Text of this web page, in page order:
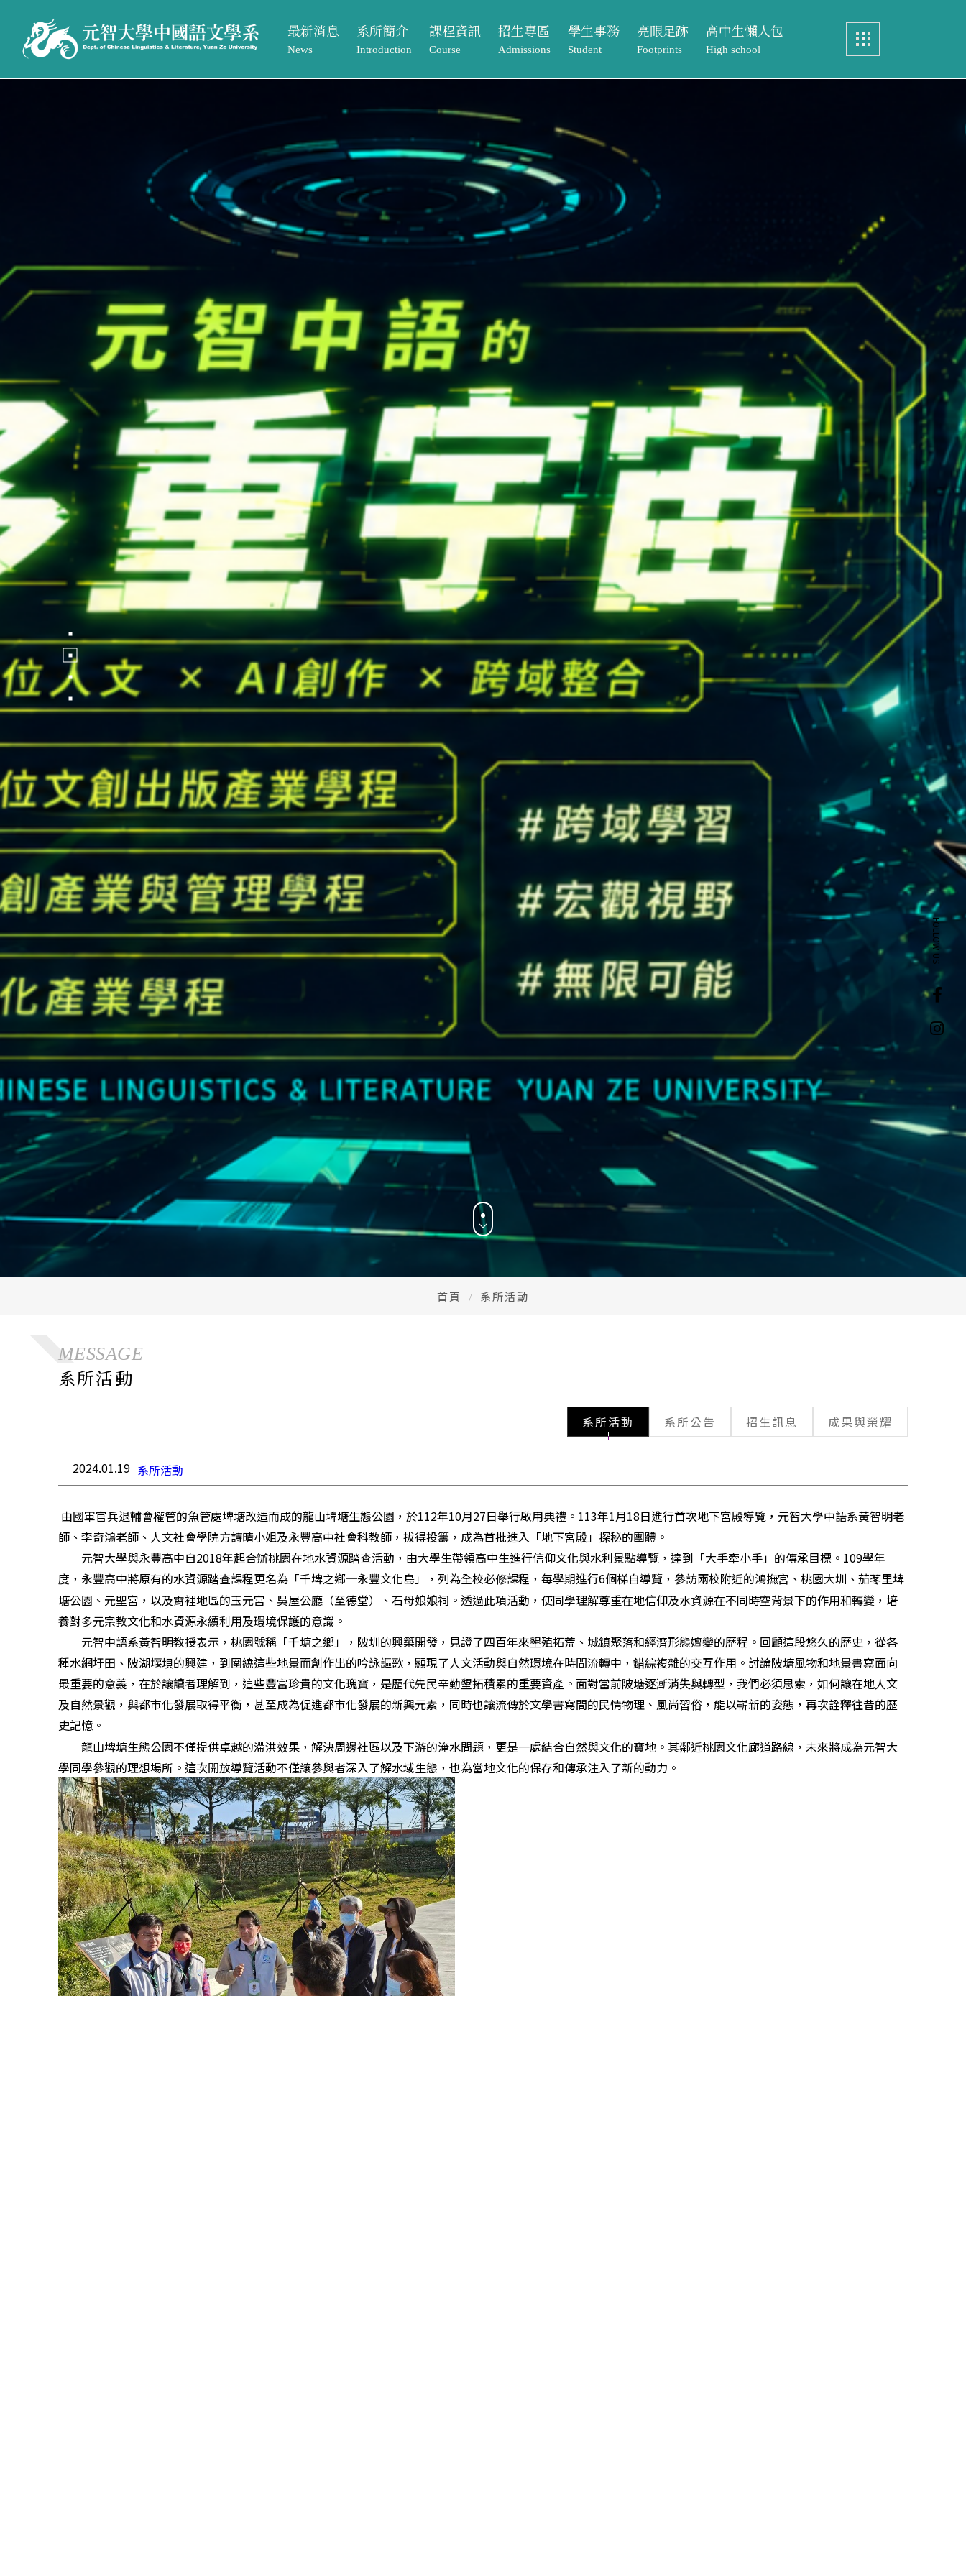
最新消息
News
系所公告
招生訊息
系所簡介
Introduction
系所介紹
系所成員
相關法規與表單
常見問題Q&A
課程資訊
Course
課程架構
大學部
碩士班
招生專區
Admissions
本籍生
境外生
學生事務
Student
系友專區
亮眼足跡
Footprints
元智文學獎
專案實習
成果與榮耀
高中生懶人包
High school
系所活動
系所公告
Introduction
系所介紹
系所成員
相關法規與表單
課程資訊
Course
課程架構
大學部
招生專區
Admissions
本籍生
境外生
學生事務
Student
獎助學金
系學會
系友專區
Footprints
畢業製作
元智文學獎
歷屆研究生論文
元智文學獎高中組
FOLLOW US
National Tsing Hua University © Copyright All Rights Reserved.
蘋果網頁設計
CONTACT
Email：
cldept@saturn.yzu.edu.tw
校本部電話：+886-3-4638800 #2706,2707
地址：桃園市中壢區遠東路 135 號  元智五館 6 樓
FOLLOW US
首頁 系所活動
MESSAGE
系所活動
系所活動 系所公告 招生訊息 成果與榮耀
2024.01.19 系所活動
由國軍官兵退輔會權管的魚管處埤塘改造而成的龍山埤塘生態公園，於112年10月27日舉行啟用典禮。113年1月18日進行首次地下宮殿導覽，元智大學中語系黃智明老
師、李奇鴻老師、人文社會學院方詩晴小姐及永豐高中社會科教師，拔得投籌，成為首批進入「地下宮殿」探秘的團體。
元智大學與永豐高中自2018年起合辦桃園在地水資源踏查活動，由大學生帶領高中生進行信仰文化與水利景點導覽，達到「大手牽小手」的傳承目標。109學年
度，永豐高中將原有的水資源踏查課程更名為「千埤之鄉─永豐文化島」，列為全校必修課程，每學期進行6個梯自導覽，參訪兩校附近的鴻撫宮、桃園大圳、茄苳里埤
塘公園、元聖宮，以及霄裡地區的玉元宮、吳屋公廳（至德堂）、石母娘娘祠。透過此項活動，使同學理解尊重在地信仰及水資源在不同時空背景下的作用和轉變，培
養對多元宗教文化和水資源永續利用及環境保護的意識。
元智中語系黃智明教授表示，桃園號稱「千塘之鄉」，陂圳的興築開發，見證了四百年來墾殖拓荒、城鎮聚落和經濟形態嬗變的歷程。回顧這段悠久的歷史，從各
種水網圩田、陂湖堰垻的興建，到圍繞這些地景而創作出的吟詠謳歌，顯現了人文活動與自然環境在時間流轉中，錯綜複雜的交互作用。討論陂塘風物和地景書寫面向
最重要的意義，在於讓讀者理解到，這些豐富珍貴的文化瑰寶，是歷代先民辛勤墾拓積累的重要資產。面對當前陂塘逐漸消失與轉型，我們必須思索，如何讓在地人文
及自然景觀，與都市化發展取得平衡，甚至成為促進都市化發展的新興元素，同時也讓流傳於文學書寫間的民情物理、風尚習俗，能以嶄新的姿態，再次詮釋往昔的歷
史記憶。
龍山埤塘生態公園不僅提供卓越的滯洪效果，解決周邊社區以及下游的淹水問題，更是一處結合自然與文化的寶地。其鄰近桃園文化廊道路線，未來將成為元智大
學同學參觀的理想場所。這次開放導覽活動不僅讓參與者深入了解水域生態，也為當地文化的保存和傳承注入了新的動力。